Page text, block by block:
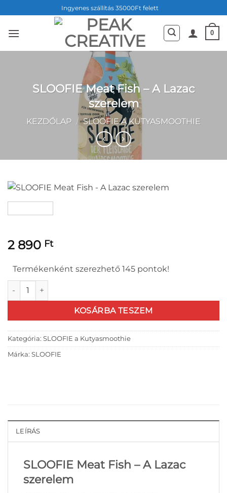
to
content
Ingyenes szállítás 35000Ft felett
0
SLOOFIE Meat Fish – A Lazac
szerelem
KEZDŐLAP / SLOOFIE A KUTYASMOOTHIE
2 890 Ft
Termékenként szerezhető 145 pontok!
SLOOFIE Meat Fish - A Lazac szerelem mennyiség
KOSÁRBA TESZEM
Kategória: SLOOFIE a Kutyasmoothie
Márka: SLOOFIE
LEÍRÁS
SLOOFIE Meat Fish – A Lazac
szerelem